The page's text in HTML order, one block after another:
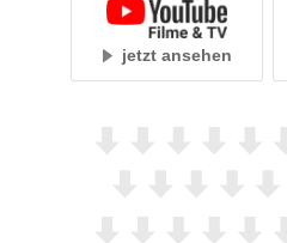
jetzt ansehen